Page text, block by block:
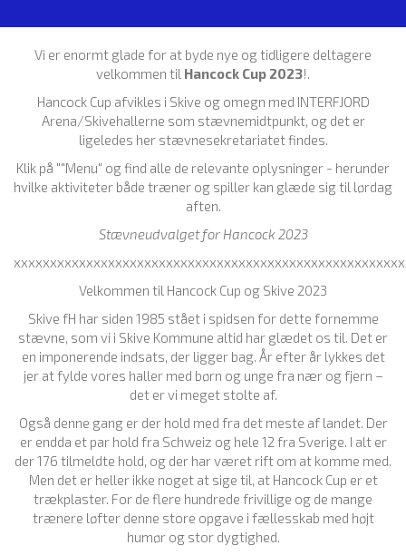
Vi er enormt glade for at byde nye og tidligere deltagere
velkommen til Hancock Cup 2023!.
Hancock Cup afvikles i Skive og omegn med INTERFJORD
Arena/Skivehallerne som stævnemidtpunkt, og det er
ligeledes her stævnesekretariatet findes.
Klik på ""Menu" og find alle de relevante oplysninger - herunder
hvilke aktiviteter både træner og spiller kan glæde sig til lørdag
aften.
Stævneudvalget for Hancock 2023
Velkommen til Hancock Cup og Skive 2023
Skive fH har siden 1985 stået i spidsen for dette fornemme
stævne, som vi i Skive Kommune altid har glædet os til. Det er
en imponerende indsats, der ligger bag. År efter år lykkes det
jer at fylde vores haller med børn og unge fra nær og fjern –
det er vi meget stolte af.
Også denne gang er der hold med fra det meste af landet. Der
er endda et par hold fra Schweiz og hele 12 fra Sverige. I alt er
der 176 tilmeldte hold, og der har været rift om at komme med.
Men det er heller ikke noget at sige til, at Hancock Cup er et
trækplaster. For de flere hundrede frivillige og de mange
trænere løfter denne store opgave i fællesskab med højt
humør og stor dygtighed.